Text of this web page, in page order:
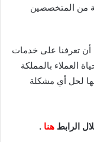
من المتخصصين
أن تعرفنا على خدمات
العملاء بالمملكة
لحل أي مشكلة
الرابط هنا .